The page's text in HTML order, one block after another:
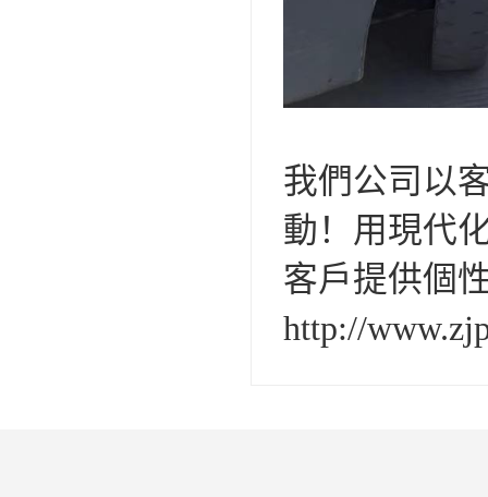
我們公司以
動！用現代
客戶提供個
http://